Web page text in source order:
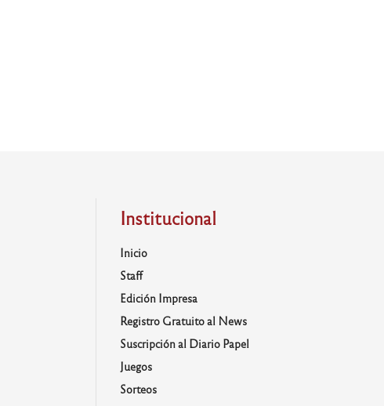
Institucional
Inicio
Staff
Edición Impresa
Registro Gratuito al News
Suscripción al Diario Papel
Juegos
Sorteos